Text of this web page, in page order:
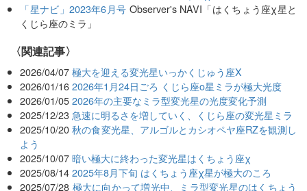
「星ナビ」2023年6月号 Observer's NAVI「はくちょう座χ星と
くじら座のミラ」
関連記事
2026/04/07 極大を迎える変光星いっかくじゅう座X
2026/01/16 2026年1月24日ごろ くじら座ο星ミラが極大光度
2026/01/05 2026年の主要なミラ型変光星の光度変化予測
2025/12/23 急速に明るさを増していく、くじら座の変光星ミラ
2025/10/20 秋の食変光星、アルゴルとカシオペヤ座RZを観測し
よう
2025/10/07 暗い極大に終わった変光星はくちょう座χ
2025/08/14 2025年8月下旬 はくちょう座χ星が極大のころ
2025/07/28 極大に向かって増光中、ミラ型変光星のはくちょう